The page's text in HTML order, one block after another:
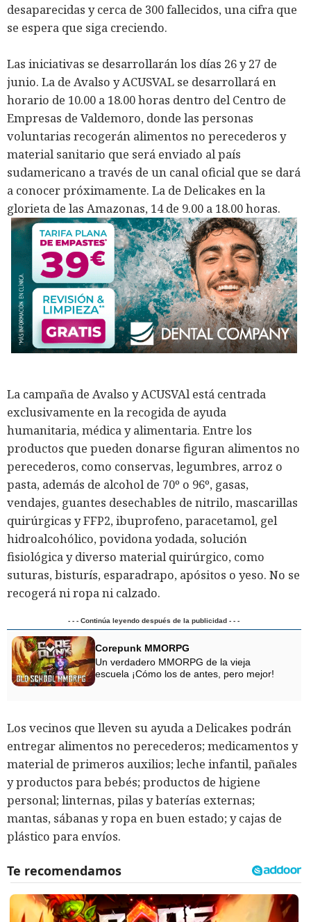
desaparecidas y cerca de 300 fallecidos, una cifra que
se espera que siga creciendo.
Las iniciativas se desarrollarán los días 26 y 27 de
junio. La de Avalso y ACUSVAL se desarrollará en
horario de 10.00 a 18.00 horas dentro del Centro de
Empresas de Valdemoro, donde las personas
voluntarias recogerán alimentos no perecederos y
material sanitario que será enviado al país
sudamericano a través de un canal oficial que se dará
a conocer próximamente. La de Delicakes en la
glorieta de las Amazonas, 14 de 9.00 a 18.00 horas.
La campaña de Avalso y ACUSVAl está centrada
exclusivamente en la recogida de ayuda
humanitaria, médica y alimentaria. Entre los
productos que pueden donarse figuran alimentos no
perecederos, como conservas, legumbres, arroz o
pasta, además de alcohol de 70º o 96º, gasas,
vendajes, guantes desechables de nitrilo, mascarillas
quirúrgicas y FFP2, ibuprofeno, paracetamol, gel
hidroalcohólico, povidona yodada, solución
fisiológica y diverso material quirúrgico, como
suturas, bisturís, esparadrapo, apósitos o yeso. No se
recogerá ni ropa ni calzado.
- - - Continúa leyendo después de la publicidad - - -
Corepunk MMORPG
Un verdadero MMORPG de la vieja
escuela ¡Cómo los de antes, pero mejor!
Los vecinos que lleven su ayuda a Delicakes podrán
entregar alimentos no perecederos; medicamentos y
material de primeros auxilios; leche infantil, pañales
y productos para bebés; productos de higiene
personal; linternas, pilas y baterías externas;
mantas, sábanas y ropa en buen estado; y cajas de
plástico para envíos.